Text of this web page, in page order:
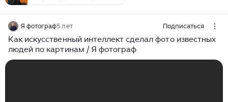
Я фотограф5 лет Подписаться
Как искусственный интеллект сделал фото известных
людей по картинам / Я фотограф